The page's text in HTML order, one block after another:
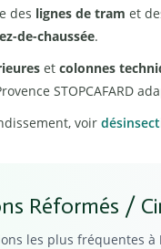
des lignes de tram et
de-chaussée.
et colonnes
STOPCAFARD
voir
Réformés /
les plus fréquentes à